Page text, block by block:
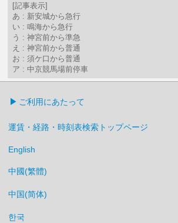
[記事表示]
あ : 新安城から急行
い : 鳴海から急行
う : 神宮前から準急
え : 神宮前から普通
お : 須ケ口から普通
ア : 中京競馬場前停車
ご利用にあたって
運賃・経路・時刻表検索トップページ
English
中國(繁體)
中国(简体)
한국